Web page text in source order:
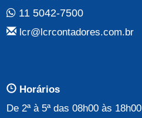
11 5042-7500
lcr@lcrcontadores.com.br
Horários
De 2ª à 5ª das 08h00 às 18h00